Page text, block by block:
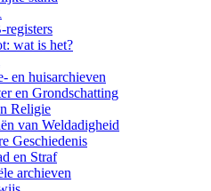
wat is het?
en huisarchieven
en Grondschatting
Religie
van Weldadigheid
Geschiedenis
en Straf
archieven